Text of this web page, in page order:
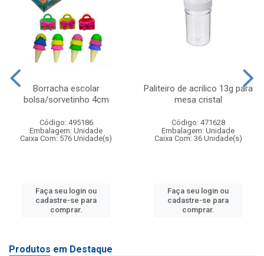
Borracha escolar
bolsa/sorvetinho 4cm
Código: 495186
Embalagem: Unidade
Caixa Com: 576 Unidade(s)
Faça seu login ou
cadastre-se para
comprar.
Paliteiro de acrilico 13g para
mesa cristal
Código: 471628
Embalagem: Unidade
Caixa Com: 36 Unidade(s)
Faça seu login ou
cadastre-se para
comprar.
Produtos em Destaque